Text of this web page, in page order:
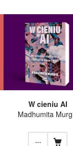
W cieniu AI
Madhumita
...